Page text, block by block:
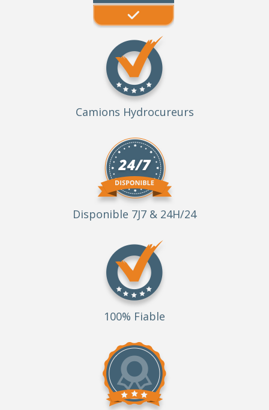
Camions Hydrocureurs
Disponible 7J7 & 24H/24
100% Fiable